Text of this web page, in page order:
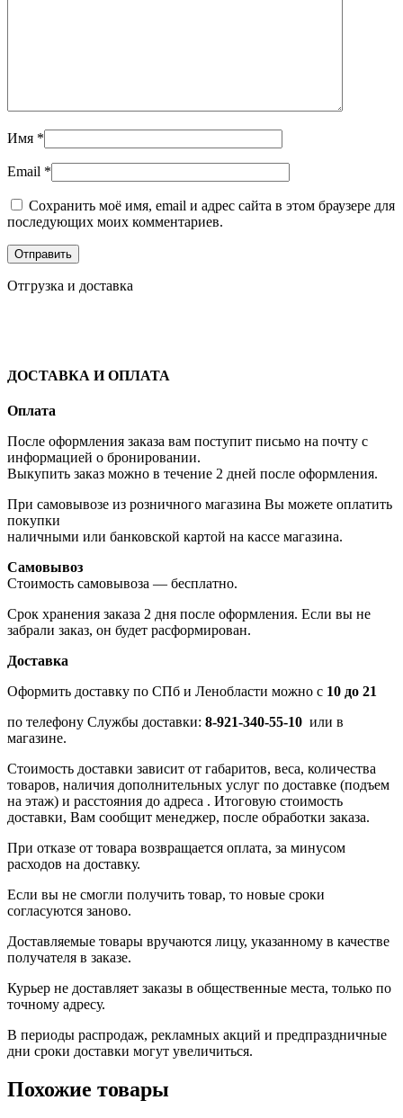
Имя *
Email *
Сохранить моё имя, email и адрес сайта в этом браузере для
последующих моих комментариев.
Отгрузка и доставка
ДОСТАВКА И ОПЛАТА
Оплата
После оформления заказа вам поступит письмо на почту с
информацией о бронировании.
Выкупить заказ можно в течение 2 дней после оформления.
При самовывозе из розничного магазина Вы можете оплатить
покупки
наличными или банковской картой на кассе магазина.
Самовывоз
Стоимость самовывоза — бесплатно.
Срок хранения заказа 2 дня после оформления. Если вы не
забрали заказ, он будет расформирован.
Доставка
Оформить доставку по СПб и Ленобласти можно с 10 до 21
по телефону Службы доставки: 8-921-340-55-10 или в
магазине.
Стоимость доставки зависит от габаритов, веса, количества
товаров, наличия дополнительных услуг по доставке (подъем
на этаж) и расстояния до адреса . Итоговую стоимость
доставки, Вам сообщит менеджер, после обработки заказа.
При отказе от товара возвращается оплата, за минусом
расходов на доставку.
Если вы не смогли получить товар, то новые сроки
согласуются заново.
Доставляемые товары вручаются лицу, указанному в качестве
получателя в заказе.
Курьер не доставляет заказы в общественные места, только по
точному адресу.
В периоды распродаж, рекламных акций и предпраздничные
дни сроки доставки могут увеличиться.
Похожие товары